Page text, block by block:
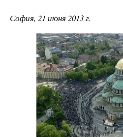
София, 21 июня 2013 г.